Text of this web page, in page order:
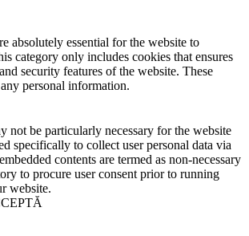
absolutely essential for the website to
category only includes cookies that ensures
security features of the website. These
personal information.
not be particularly necessary for the website
specifically to collect user personal data via
contents are termed as non-necessary
to procure user consent prior to running
website.